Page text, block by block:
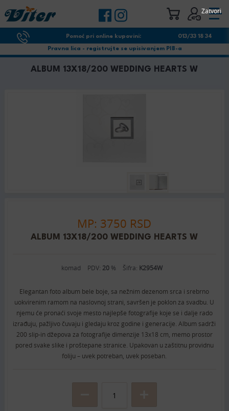
Pomoć pri online kupovini: 013/33 18 34
Pravna lica - registrujte se upisivanjem PIB-a
ALBUM 13X18/200 WEDDING HEARTS W
MP: 3750 RSD
ALBUM 13X18/200 WEDDING HEARTS W
komad PDV: 20% Šifra: K2954W
Elegantan foto album bele boje, sa nežnim dezenom srca i srebrno
uokvirenim ramom na naslovnoj strani, savršen je poklon za svadbu. U
njemu će pronaći svoje mesto najlepše fotografije koje se i dalje rado
izrađuju, pažljivo čuvaju i gledaju kroz godine i generacije. Album sadrži
200 slip-in džepova za fotografije dimenzije 13x18 cm, memo prostor
pored svake slike i proštepane stranice. Upakovan u zaštitnu providnu
foliju – uvek potreban, uvek poseban.
Zatvori